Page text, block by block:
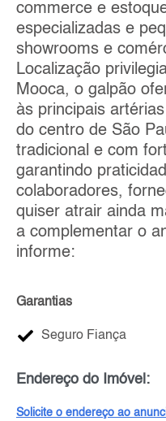
commerce e
especializadas e
showrooms e
Localização
Mooca, o galpão
às principais
do centro de São
tradicional e com
garantindo
colaboradores,
quiser atrair ainda
a complementar o
informe:
Garantias
Seguro Fiança
Endereço do Imóvel:
Solicite o endereço ao